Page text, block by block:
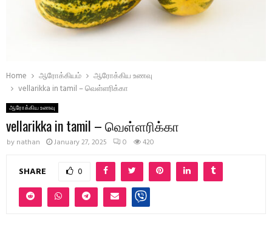
Home ஆரோக்கியம்
ஆரோக்கிய உணவு
vellarikka in tamil – வெள்ளரிக்கா
ஆரோக்கிய உணவு
vellarikka in tamil – வெள்ளரிக்கா
by nathan January 27, 2025 0 420
SHARE 0